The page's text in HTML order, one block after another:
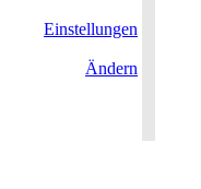
Einstellungen
Ändern